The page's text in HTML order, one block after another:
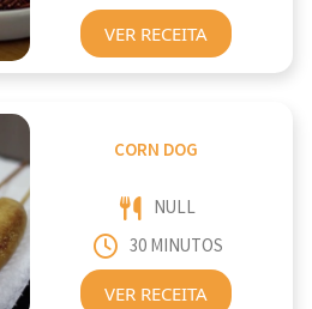
VER RECEITA
CORN DOG
NULL
30 MINUTOS
VER RECEITA